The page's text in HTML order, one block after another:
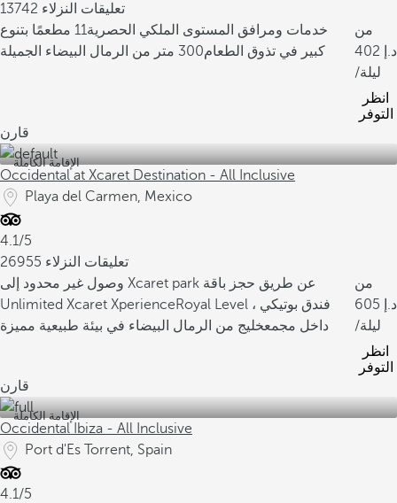
13742 تعليقات النزلاء
خدمات ومرافق المستوى الملكي الحصرية
11 مطعمًا بتنوع
كبير في تذوق الطعام300 متر من الرمال البيضاء الجميلة
من
402
/ليلة
انظر
التوفر
قارن
الإقامة الكاملة
Occidental at Xcaret Destination - All Inclusive
Playa del Carmen, Mexico
4.1/5
26955 تعليقات النزلاء
وصول غير محدود إلى Xcaret park عن طريق حجز باقة
Unlimited Xcaret XperienceRoyal Level ، فندق بوتيكي
داخل مجمعخليج من الرمال البيضاء في بيئة طبيعية مميزة
من
605
/ليلة
انظر
التوفر
قارن
الإقامة الكاملة
Occidental Ibiza - All Inclusive
Port d'Es Torrent, Spain
4.1/5